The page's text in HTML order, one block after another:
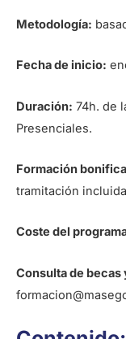
Metodología:
Fecha de inicio:
Duración: 74h. de
Presenciales.
Formación
tramitación
Coste del
Consulta de becas